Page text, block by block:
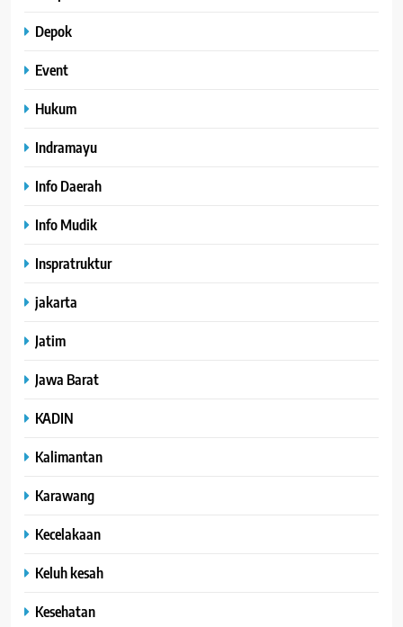
Depok
Event
Hukum
Indramayu
Info Daerah
Info Mudik
Inspratruktur
jakarta
Jatim
Jawa Barat
KADIN
Kalimantan
Karawang
Kecelakaan
Keluh kesah
Kesehatan